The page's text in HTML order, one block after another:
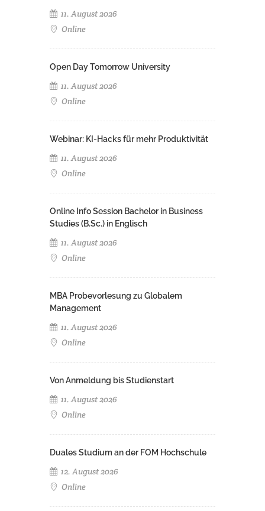
11. August 2026
Online
Open Day Tomorrow University
11. August 2026
Online
Webinar: KI-Hacks für mehr Produktivität
11. August 2026
Online
Online Info Session Bachelor in Business
Studies (B.Sc.) in Englisch
11. August 2026
Online
MBA Probevorlesung zu Globalem
Management
11. August 2026
Online
Von Anmeldung bis Studienstart
11. August 2026
Online
Duales Studium an der FOM Hochschule
12. August 2026
Online